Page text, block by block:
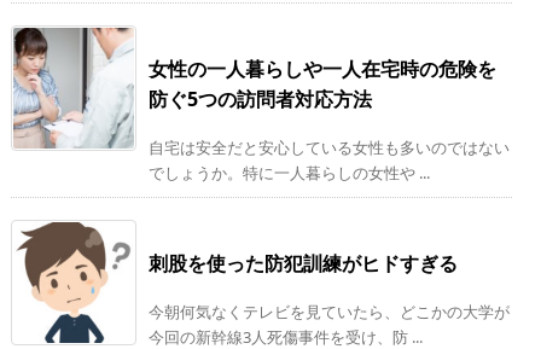
女性の一人暮らしや一人在宅時の危険を
防ぐ5つの訪問者対応方法
自宅は安全だと安心している女性も多いのではない
でしょうか。特に一人暮らしの女性や ...
刺股を使った防犯訓練がヒドすぎる
今朝何気なくテレビを見ていたら、どこかの大学が
今回の新幹線3人死傷事件を受け、防 ...